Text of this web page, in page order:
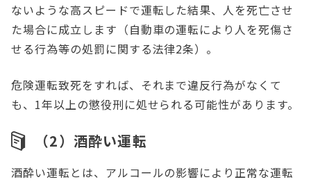
ないような高スピードで運転した結果、人を死亡させ
た場合に成立します（自動車の運転により人を死傷さ
せる行為等の処罰に関する法律2条）。
危険運転致死をすれば、それまで違反行為がなくて
も、1年以上の懲役刑に処せられる可能性があります。
（2）酒酔い運転
酒酔い運転とは、アルコールの影響により正常な運転